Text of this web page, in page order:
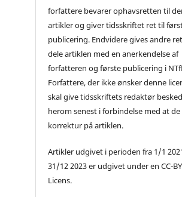
forfattere bevarer ophavsretten til
artikler og giver tidsskriftet ret til
publicering. Endvidere gives andre
dele artiklen med en anerkendelse af
forfatteren og første publicering i
Forfattere, der ikke ønsker denne
skal give tidsskriftets redaktør besked
herom senest i forbindelse med at
korrektur på artiklen.
Artikler udgivet i perioden fra 1/1
31/12 2023 er udgivet under en CC-
Licens.